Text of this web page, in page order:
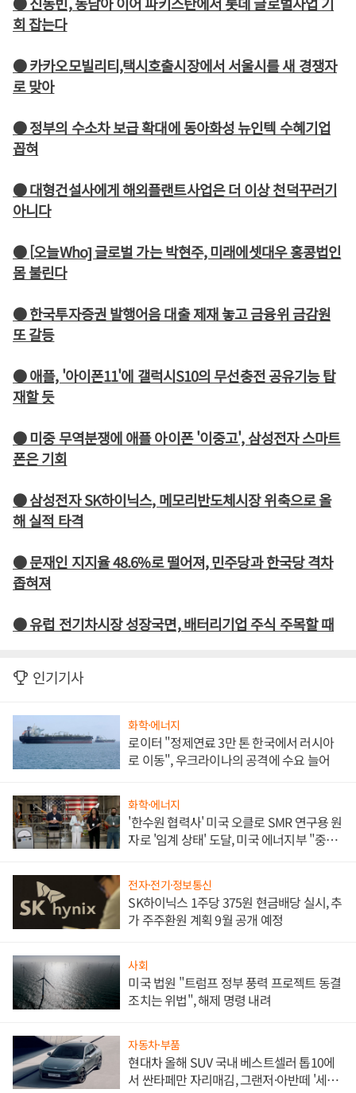
회 잡는다
● 카카오모빌리티,택시호출시장에서 서울시를 새 경쟁자
로 맞아
● 정부의 수소차 보급 확대에 동아화성 뉴인텍 수혜기업
꼽혀
● 대형건설사에게 해외플랜트사업은 더 이상 천덕꾸러기
아니다
● [오늘Who] 글로벌 가는 박현주, 미래에셋대우 홍콩법인
몸 불린다
● 한국투자증권 발행어음 대출 제재 놓고 금융위 금감원
또 갈등
● 애플, '아이폰11'에 갤럭시S10의 무선충전 공유기능 탑
재할 듯
● 미중 무역분쟁에 애플 아이폰 '이중고', 삼성전자 스마트
폰은 기회
● 삼성전자 SK하이닉스, 메모리반도체시장 위축으로 올
해 실적 타격
● 문재인 지지율 48.6%로 떨어져, 민주당과 한국당 격차
좁혀져
● 유럽 전기차시장 성장국면, 배터리기업 주식 주목할 때
인기기사
화학·에너지
로이터 "정제연료 3만 톤 한국에서 러시아
로 이동", 우크라이나의 공격에 수요 늘어
화학·에너지
'한수원 협력사' 미국 오클로 SMR 연구용 원
자로 '임계 상태' 도달, 미국 에너지부 "중요
전자·전기·정보통신
SK하이닉스 1주당 375원 현금배당 실시, 추
가 주주환원 계획 9월 공개 예정
사회
미국 법원 "트럼프 정부 풍력 프로젝트 동결
조치는 위법", 해제 명령 내려
자동차·부품
현대차 올해 SUV 국내 베스트셀러 톱10에
서 싼타페만 자리매김, 그랜저·아반떼 '세단